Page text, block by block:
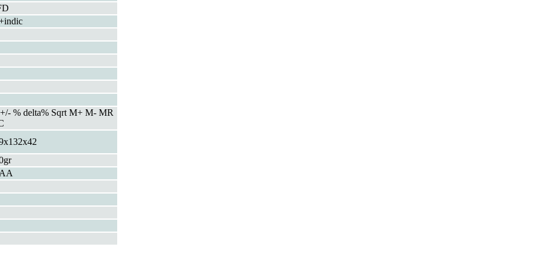
% delta% Sqrt M+ M- MR